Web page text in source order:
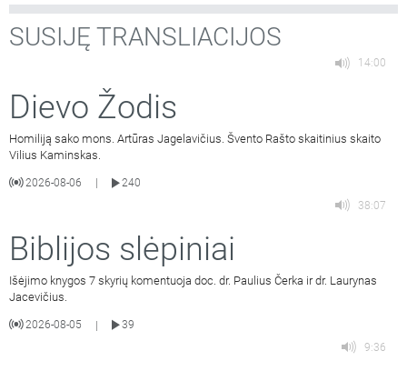
SUSIJĘ TRANSLIACIJOS
14:00
Dievo Žodis
Homiliją sako mons. Artūras Jagelavičius. Švento Rašto skaitinius skaito
Vilius Kaminskas.
2026-08-06
240
38:07
Biblijos slėpiniai
Išėjimo knygos 7 skyrių komentuoja doc. dr. Paulius Čerka ir dr. Laurynas
Jacevičius.
2026-08-05 |
39
9:36